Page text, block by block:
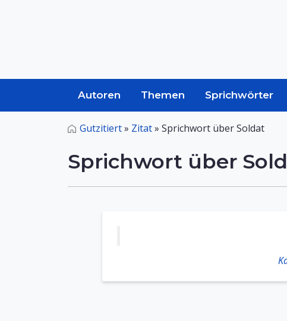
Autoren Themen Sprichwörter
Gutzitiert» Zitat» Sprichwort über Soldat
Sprichwort über